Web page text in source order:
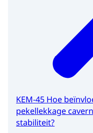
KEM-45 Hoe
pekellekkage
stabiliteit?